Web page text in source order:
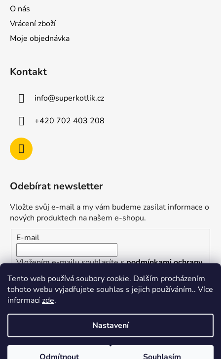
Tento web používá soubory cookie. Dalším procházením
tohoto webu vyjadřujete souhlas s jejich používáním.. Více
informacízde.
Nastavení
O nás
Vrácení zboží
Moje objednávka
Kontakt
info@superkotlik.cz
+420 702 403 208
Odebírat newsletter
Vložte svůj e-mail a my vám budeme zasílat informace o
nových produktech na našem e-shopu.
E-mail
Vložením e-mailu souhlasíte spodmínkami ochrany
osobních údajů
PŘIHLÁSIT SE
Vytvořil Shoptet